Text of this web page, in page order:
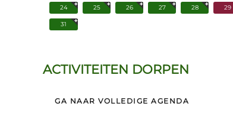
24 25 26 27 28 29
31
ACTIVITEITEN DORPEN
GA NAAR VOLLEDIGE AGENDA